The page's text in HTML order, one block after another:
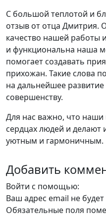
С большой теплотой и
отзыв от отца Дмитрия.
качество нашей работы
и функциональна наша
помогает создавать
прихожан. Такие слова
на дальнейшее
совершенству.
Для нас важно, что наши
сердцах людей и делают
уютным и гармоничным.
Добавить
Войти с помощью:
Ваш адрес email не
Обязательные поля